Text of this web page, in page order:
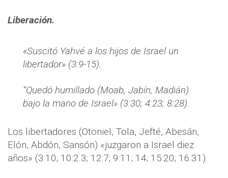
Liberación.
«Suscitó Yahvé a los hijos de Israel un
libertador» (3:9-15).
“Quedó humillado (Moab, Jabín, Madián)
bajo la mano de Israel» (3:30; 4:23; 8:28).
Los libertadores (Otoniel, Tola, Jefté, Abesán,
Elón, Abdón, Sansón) «juzgaron a Israel diez
años» (3:10; 10:2.3; 12:7; 9:11; 14; 15:20; 16:31).